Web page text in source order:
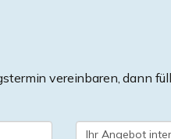
vereinbaren, dann